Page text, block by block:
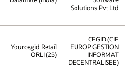
Solutions Pvt Ltd
CEGID (CIE
EUROP GESTION
INFORMAT
DECENTRALISEE)
Yourcegid Retail
ORLI (25)